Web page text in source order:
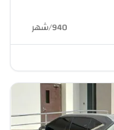
940
/شهر